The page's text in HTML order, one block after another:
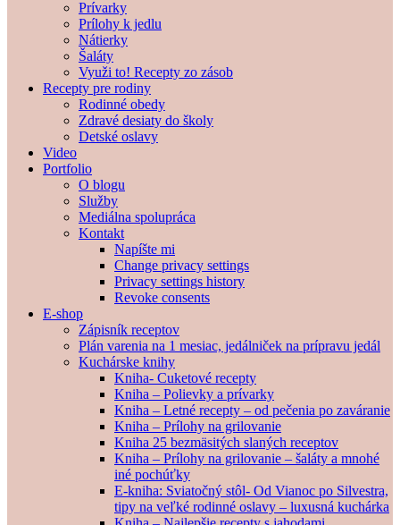
Prívarky
Prílohy k jedlu
Nátierky
Šaláty
Využi to! Recepty zo zásob
Recepty pre rodiny
Rodinné obedy
Zdravé desiaty do školy
Detské oslavy
Video
Portfolio
O blogu
Služby
Mediálna spolupráca
Kontakt
Napíšte mi
Change privacy settings
Privacy settings history
Revoke consents
E-shop
Zápisník receptov
Plán varenia na 1 mesiac, jedálniček na prípravu jedál
Kuchárske knihy
Kniha- Cuketové recepty
Kniha – Polievky a prívarky
Kniha – Letné recepty – od pečenia po zaváranie
Kniha – Prílohy na grilovanie
Kniha 25 bezmäsitých slaných receptov
Kniha – Prílohy na grilovanie – šaláty a mnohé
iné pochúťky
E-kniha: Sviatočný stôl- Od Vianoc po Silvestra,
tipy na veľké rodinné oslavy – luxusná kuchárka